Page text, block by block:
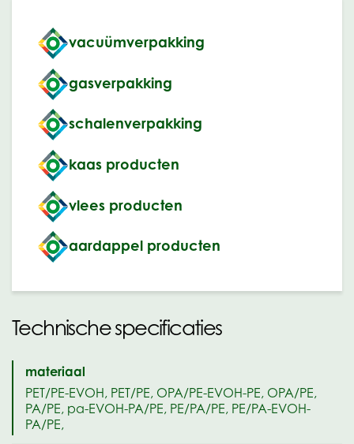
vacuümverpakking
gasverpakking
schalenverpakking
kaas producten
vlees producten
aardappel producten
Technische specificaties
materiaal
PET/PE-EVOH, PET/PE, OPA/PE-EVOH-PE, OPA/PE,
PA/PE, pa-EVOH-PA/PE, PE/PA/PE, PE/PA-EVOH-
PA/PE,